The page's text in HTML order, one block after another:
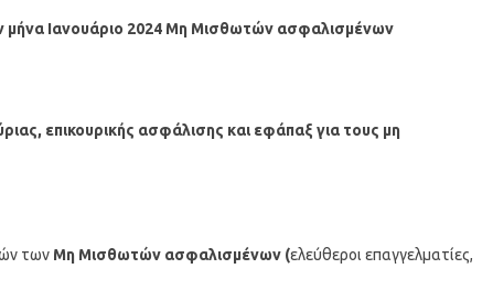
μήνα Ιανουάριο 2024 Μη Μισθωτών ασφαλισμένων
επικουρικής ασφάλισης και εφάπαξ για τους μη
των Μη Μισθωτών ασφαλισμένων (ελεύθεροι επαγγελματίες,